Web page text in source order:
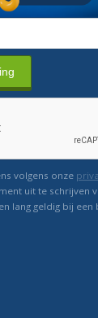
volgens onze
uit te schrijven
lang geldig bij een